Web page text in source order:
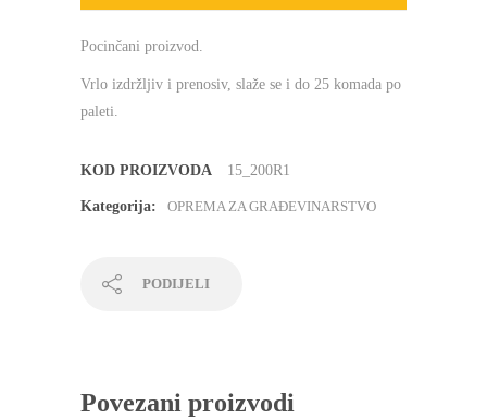
Pocinčani proizvod.
Vrlo izdržljiv i prenosiv, slaže se i do 25 komada po
paleti.
KOD PROIZVODA 15_200R1
Kategorija: OPREMA ZA GRAĐEVINARSTVO
PODIJELI
Povezani proizvodi